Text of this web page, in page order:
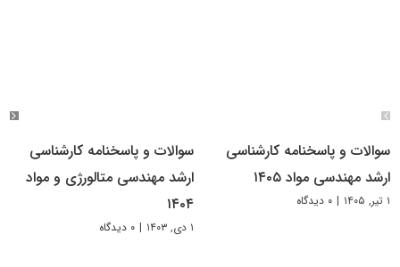
سوالات و پاسخنامه کارشناسی
ارشد مهندسی مواد ۱۴۰۵
۱ تیر, ۱۴۰۵ | ۰ دیدگاه
سوالات و پاسخنامه کارشناسی
ارشد مهندسی متالورژی و مواد
۱۴۰۴
۱ دی, ۱۴۰۳ | ۰ دیدگاه